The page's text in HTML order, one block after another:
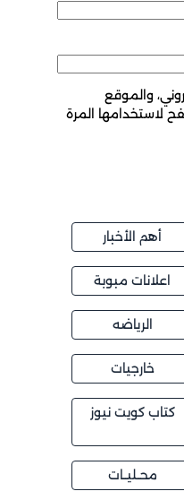
والموقع
لاستخدامها المرة
أهم الأخبار
اعلانات مبوبة
الرياضه
خارجيات
كتاب كويت نيوز
محــليــات